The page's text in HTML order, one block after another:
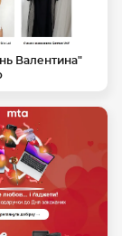
Валентина"